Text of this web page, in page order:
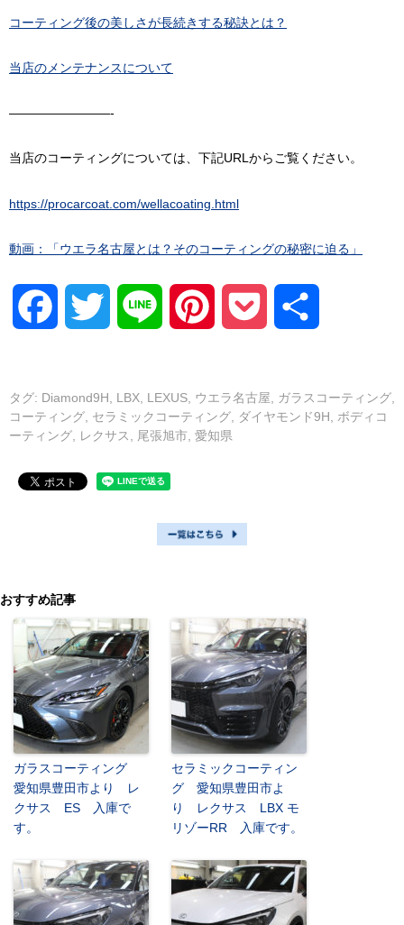
コーティング後の美しさが長続きする秘訣とは？
当店のメンテナンスについて
————————-
当店のコーティングについては、下記URLからご覧ください。
https://procarcoat.com/wellacoating.html
動画：「ウエラ名古屋とは？そのコーティングの秘密に迫る」
Facebook Twitter Line Pinterest Pocket
タグ: Diamond9H LBX LEXUS ウエラ名古屋 ガラスコーティング
コーティング セラミックコーティング ダイヤモンド9H
ボディコ
ーティング
レクサス 尾張旭市 愛知県
おすすめ記事
ガラスコーティング
愛知県豊田市より レ
クサス ES 入庫で
す。
セラミックコーティン
グ 愛知県豊田市よ
り レクサス LBX モ
リゾーRR 入庫です。